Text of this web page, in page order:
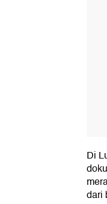
Di
dari